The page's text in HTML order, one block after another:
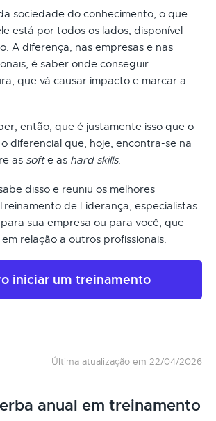
sociedade do conhecimento, o que
está por todos os lados, disponível
A diferença, nas empresas e nas
é saber onde conseguir
que vá causar impacto e marcar a
então, que é justamente isso que o
diferencial que, hoje, encontra-se na
as softe as hard skills.
disso e reuniu os melhores
de Liderança, especialistas
sua empresa ou para você, que
relação a outros profissionais.
iniciar um treinamento
Última atualização em 22/04/2026
anual em treinamento